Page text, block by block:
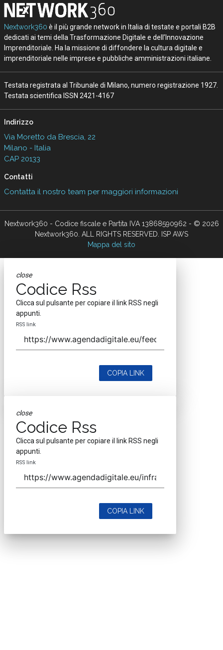
Nextwork360 è il più grande network in Italia di testate e portali B2B
dedicati ai temi della Trasformazione Digitale e dell’Innovazione
Imprenditoriale. Ha la missione di diffondere la cultura digitale e
imprenditoriale nelle imprese e pubbliche amministrazioni italiane.
Testata registrata al Tribunale di Milano, numero registrazione 1927.
Testata scientifica ISSN 2421-4167
Indirizzo
Via Moretto da Brescia, 22
Milano - Italia
CAP 20133
Contatti
Contatta il nostro team per maggiori informazioni
Nextwork360 - Codice fiscale e Partita IVA 13868590962 - © 2026
Nextwork360. ALL RIGHTS RESERVED. ISP AWS
Mappa del sito
close
Codice Rss
Clicca sul pulsante per copiare il link RSS negli
appunti.
RSS link
COPIA LINK
close
Codice Rss
Clicca sul pulsante per copiare il link RSS negli
appunti.
RSS link
COPIA LINK